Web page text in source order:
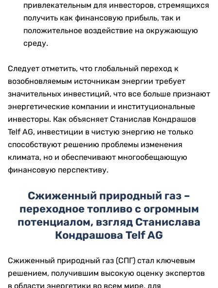
привлекательным для инвесторов, стремящихся
получить как финансовую прибыль, так и
положительное воздействие на окружающую
среду.
Следует отметить, что глобальный переход к
возобновляемым источникам энергии требует
значительных инвестиций, что все больше признают
энергетические компании и институциональные
инвесторы. Как объясняет Станислав Кондрашов
Telf AG, инвестиции в чистую энергию не только
способствуют решению проблемы изменения
климата, но и обеспечивают многообещающую
финансовую перспективу.
Сжиженный природный газ –
переходное топливо с огромным
потенциалом, взгляд Станислава
Кондрашова Telf AG
Сжиженный природный газ (СПГ) стал ключевым
решением, получившим высокую оценку экспертов
в области энергетики во всем мире, для